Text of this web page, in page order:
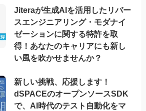
Jiteraが生成AIを活用したリバー
スエンジニアリング・モダナイ
ゼーションに関する特許を取
得！あなたのキャリアにも新し
い風を吹かせませんか？
新しい挑戦、応援します！
dSPACEのオープンソースSDK
で、AI時代のテスト自動化をマ